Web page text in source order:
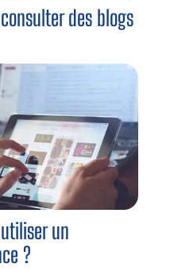
des blogs
un
?